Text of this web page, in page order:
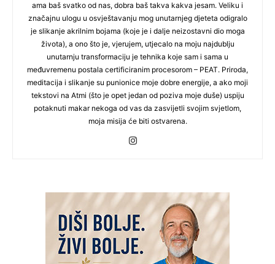
ama baš svatko od nas, dobra baš takva kakva jesam. Veliku i
značajnu ulogu u osvještavanju mog unutarnjeg djeteta odigralo
je slikanje akrilnim bojama (koje je i dalje neizostavni dio moga
života), a ono što je, vjerujem, utjecalo na moju najdublju
unutarnju transformaciju je tehnika koje sam i sama u
međuvremenu postala certificiranim procesorom – PEAT. Priroda,
meditacija i slikanje su punionice moje dobre energije, a ako moji
tekstovi na Atmi (što je opet jedan od poziva moje duše) uspiju
potaknuti makar nekoga od vas da zasvijetli svojim svjetlom,
moja misija će biti ostvarena.